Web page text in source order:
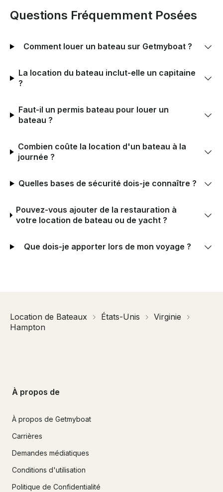
Questions Fréquemment Posées
Comment louer un bateau sur Getmyboat ?
La location du bateau inclut-elle un capitaine
?
Faut-il un permis bateau pour louer un
bateau ?
Combien coûte la location d'un bateau à la
journée ?
Quelles bases de sécurité dois-je connaître ?
Pouvez-vous ajouter de la restauration à
votre location de bateau ou de yacht ?
Que dois-je apporter lors de mon voyage ?
Location de Bateaux États-Unis
Virginie
Hampton
À propos de
À propos de Getmyboat
Carrières
Demandes médiatiques
Conditions d'utilisation
Politique de Confidentialité